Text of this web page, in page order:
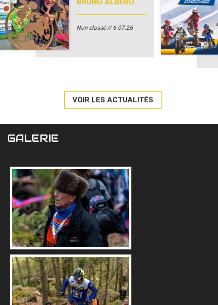
Non classé 6.07.26
VOIR LES ACTUALITÉS
GALERIE